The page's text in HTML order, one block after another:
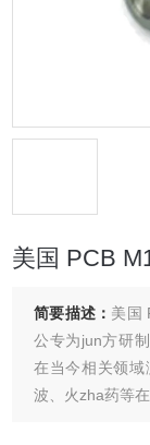
美国 PCB
简要描述： 美国
公专为jun方研
在当今相关领
波、火zha药等